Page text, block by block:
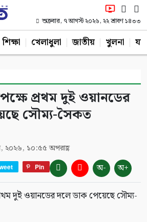
শুক্রবার, ৭ আগস্ট ২০২৬, ২২ শ্রাবণ ১৪৩৩
শিক্ষা খেলাধুলা জাতীয় খুলনা
প্রথম দুই ওয়ানডের
সৌম্য-সৈকত
২০২৬, ১০:৫৫ অপরাহ্ণ
Pin অ- অ+